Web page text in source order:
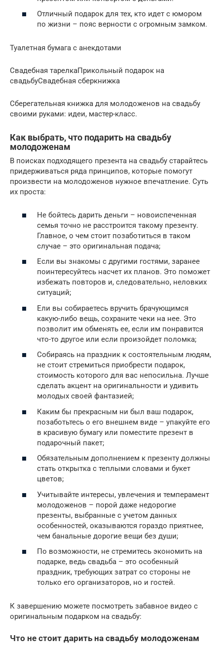
Отличный подарок для тех, кто идет с юмором
по жизни – пояс верности с огромным замком.
Туалетная бумага с анекдотами
Свадебная тарелкаПрикольный подарок на
свадьбуСвадебная сберкнижка
Сберегательная книжка для молодоженов на свадьбу
своими руками: идеи, мастер-класс.
Как выбрать, что подарить на свадьбу
молодоженам
В поисках подходящего презента на свадьбу старайтесь
придерживаться ряда принципов, которые помогут
произвести на молодоженов нужное впечатление. Суть
их проста:
Не бойтесь дарить деньги – новоиспеченная
семья точно не расстроится такому презенту.
Главное, о чем стоит позаботиться в таком
случае – это оригинальная подача;
Если вы знакомы с другими гостями, заранее
поинтересуйтесь насчет их планов. Это поможет
избежать повторов и, следовательно, неловких
ситуаций;
Ели вы собираетесь вручить брачующимся
какую-либо вещь, сохраните чеки на нее. Это
позволит им обменять ее, если им понравится
что-то другое или если произойдет поломка;
Собираясь на праздник к состоятельным людям,
не стоит стремиться приобрести подарок,
стоимость которого для вас непосильна. Лучше
сделать акцент на оригинальности и удивить
молодых своей фантазией;
Каким бы прекрасным ни был ваш подарок,
позаботьтесь о его внешнем виде – упакуйте его
в красивую бумагу или поместите презент в
подарочный пакет;
Обязательным дополнением к презенту должны
стать открытка с теплыми словами и букет
цветов;
Учитывайте интересы, увлечения и темперамент
молодоженов – порой даже недорогие
презенты, выбранные с учетом данных
особенностей, оказываются гораздо приятнее,
чем банальные дорогие вещи без души;
По возможности, не стремитесь экономить на
подарке, ведь свадьба – это особенный
праздник, требующих затрат со стороны не
только его организаторов, но и гостей.
К завершению можете посмотреть забавное видео с
оригинальным подарком на свадьбу:
Что не стоит дарить на свадьбу молодоженам